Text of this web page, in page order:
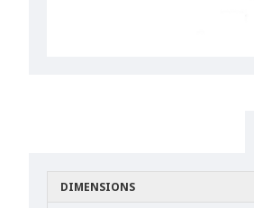
DIMENSIONS